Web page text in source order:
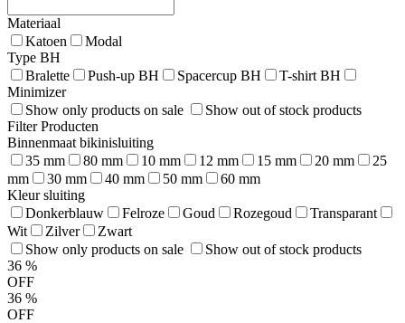
Materiaal
Katoen
Modal
Type BH
Bralette
Push-up BH Spacercup BH
T-shirt BH
Minimizer
Show only products on sale
Show out of stock products
Filter Producten
Binnenmaat bikinisluiting
35 mm
80 mm 10 mm 12 mm 15 mm 20 mm
25
mm
30 mm 40 mm 50 mm
60 mm
Kleur sluiting
Donkerblauw
Felroze Goud Rozegoud
Transparant
Wit
Zilver
Zwart
Show only products on sale
Show out of stock products
36 %
OFF
36 %
OFF